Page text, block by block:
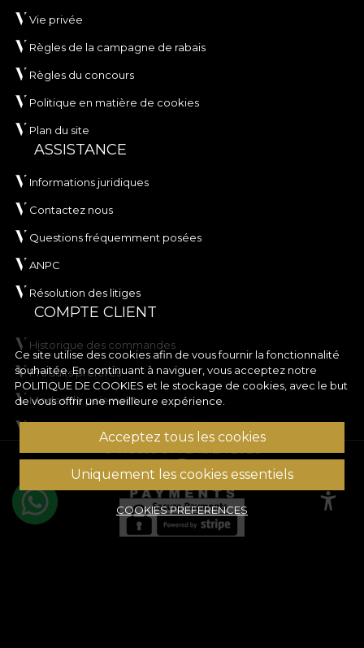
Ce site utilise des cookies afin de vous fournir la fonctionnalité
souhaitée. En continuant à naviguer, vous acceptez notre
POLITIQUE DE COOKIES et le stockage de cookies, avec le but
de vous offrir une meilleure expérience.
Acceptez tous les cookies
Uniquement les cookies essentiels
COOKIES PREFERENCES
Vie privée
Règles de la campagne de rabais
Règles du concours
Politique en matière de cookies
Plan du site
ASSISTANCE
Informations juridiques
Contactez nous
Questions fréquemment posées
ANPC
Résolution des litiges
COMPTE CLIENT
Historique des commandes
Produits préférés
Modes de paiement
© House of VLAdiLA 2026